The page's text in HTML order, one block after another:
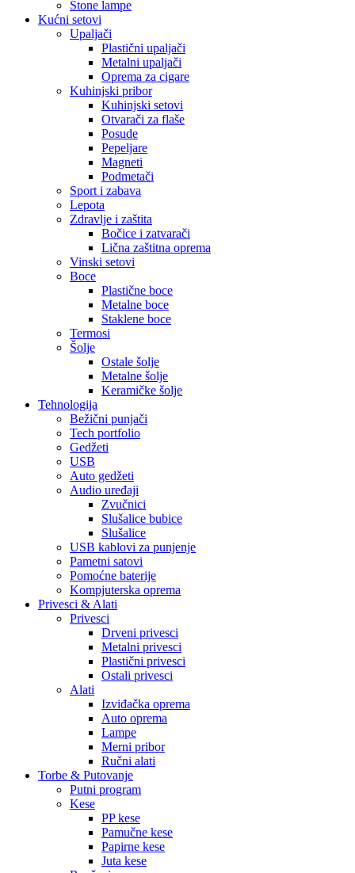
Stone lampe
Kućni setovi
Upaljači
Plastični upaljači
Metalni upaljači
Oprema za cigare
Kuhinjski pribor
Kuhinjski setovi
Otvarači za flaše
Posude
Pepeljare
Magneti
Podmetači
Sport i zabava
Lepota
Zdravlje i zaštita
Bočice i zatvarači
Lična zaštitna oprema
Vinski setovi
Boce
Plastične boce
Metalne boce
Staklene boce
Termosi
Šolje
Ostale šolje
Metalne šolje
Keramičke šolje
Tehnologija
Bežični punjači
Tech portfolio
Gedžeti
USB
Auto gedžeti
Audio uređaji
Zvučnici
Slušalice bubice
Slušalice
USB kablovi za punjenje
Pametni satovi
Pomoćne baterije
Kompjuterska oprema
Privesci & Alati
Privesci
Drveni privesci
Metalni privesci
Plastični privesci
Ostali privesci
Alati
Izviđačka oprema
Auto oprema
Lampe
Merni pribor
Ručni alati
Torbe & Putovanje
Putni program
Kese
PP kese
Pamučne kese
Papirne kese
Juta kese